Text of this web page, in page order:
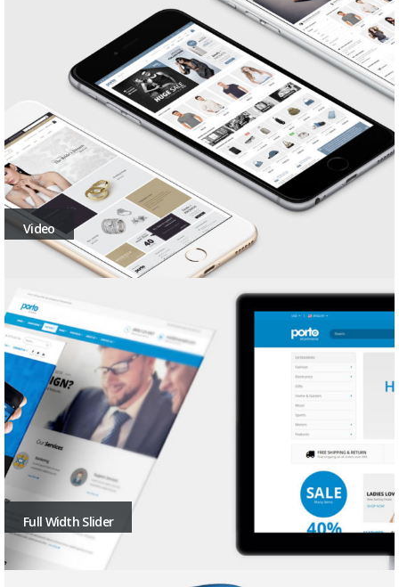
Video
Full Width Slider